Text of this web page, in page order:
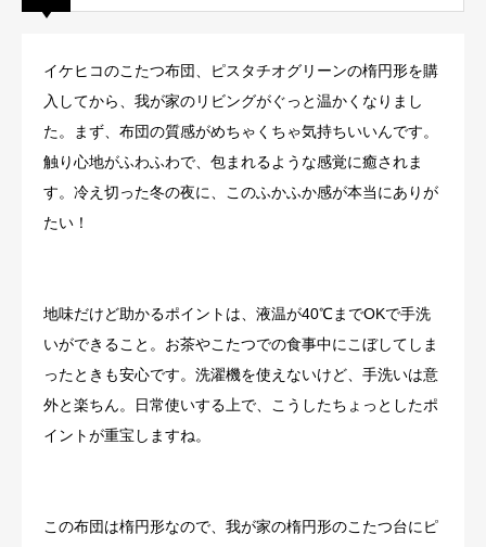
イケヒコのこたつ布団、ピスタチオグリーンの楕円形を購
入してから、我が家のリビングがぐっと温かくなりまし
た。まず、布団の質感がめちゃくちゃ気持ちいいんです。
触り心地がふわふわで、包まれるような感覚に癒されま
す。冷え切った冬の夜に、このふかふか感が本当にありが
たい！
地味だけど助かるポイントは、液温が40℃までOKで手洗
いができること。お茶やこたつでの食事中にこぼしてしま
ったときも安心です。洗濯機を使えないけど、手洗いは意
外と楽ちん。日常使いする上で、こうしたちょっとしたポ
イントが重宝しますね。
この布団は楕円形なので、我が家の楕円形のこたつ台にピ